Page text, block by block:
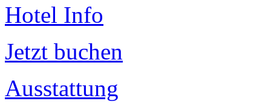
Hotel Info
Jetzt buchen
Ausstattung